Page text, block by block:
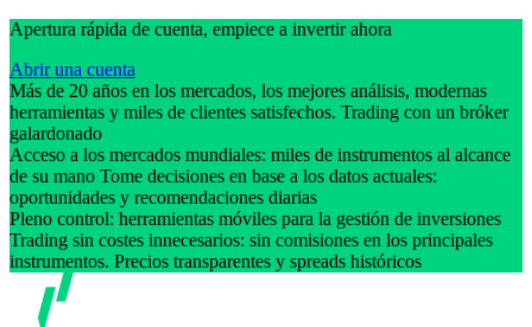
Apertura rápida de cuenta, empiece a invertir ahora
Abrir una cuenta
Más de 20 años en los mercados, los mejores análisis, modernas
herramientas y miles de clientes satisfechos. Trading con un bróker
galardonado
Acceso a los mercados mundiales: miles de instrumentos al alcance
de su mano Tome decisiones en base a los datos actuales:
oportunidades y recomendaciones diarias
Pleno control: herramientas móviles para la gestión de inversiones
Trading sin costes innecesarios: sin comisiones en los principales
instrumentos. Precios transparentes y spreads históricos